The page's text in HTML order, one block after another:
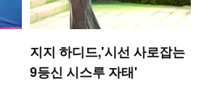
지지 하디드,'시선 사로잡는
9등신 시스루 자태'